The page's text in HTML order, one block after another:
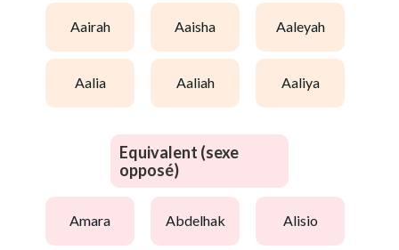
aairah aaisha aaleyah
aalia aaliah aaliya
Equivalent (sexe
opposé)
amara abdelhak alisio